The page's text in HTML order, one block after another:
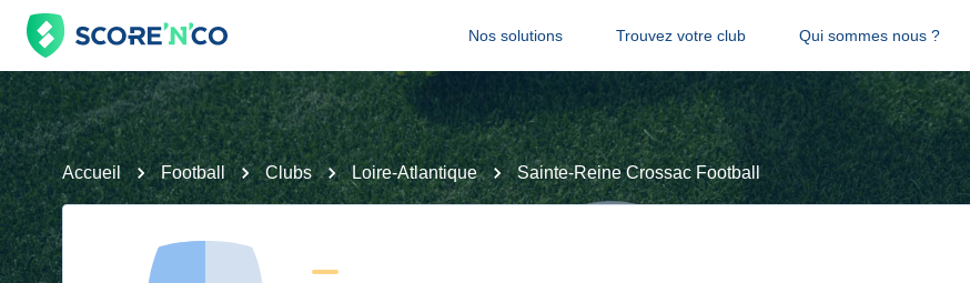
Nos solutions Trouvez votre club Qui sommes nous ?
Accueil Football Clubs Loire-Atlantique Sainte-Reine Crossac Football